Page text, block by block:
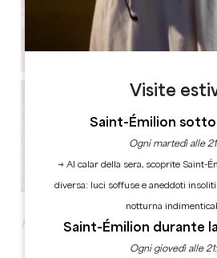
RACCONTI E LEGGENDE PER
Visite
Saint-Émilion sotto
Ogni martedì alle
→ Al calar della sera, scoprite Saint-
diversa: luci soffuse e aneddoti
notturna
Saint-Émilion durante
Ogni giovedì alle